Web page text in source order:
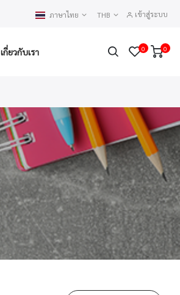
ภาษาไทย THB เข้าสู่ระบบ
เกี่ยวกับเรา 0 0